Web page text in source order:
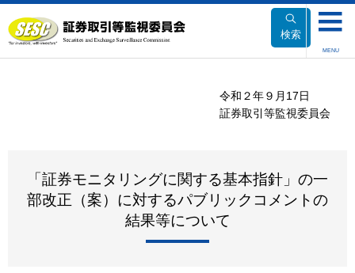
文
へ
検索
MENU
令和２年９月17日
証券取引等監視委員会
「証券モニタリングに関する基本指針」の一
部改正（案）に対するパブリックコメントの
結果等について